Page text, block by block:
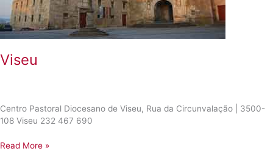
Viseu
Centro Pastoral Diocesano de Viseu, Rua da Circunvalação | 3500-
108 Viseu 232 467 690
Viseu
Read More »